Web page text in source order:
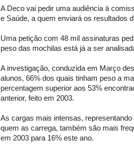
A Deco vai pedir uma audiência à
e Saúde, a quem enviará os resultados
Uma petição com 48 mil assinaturas
peso das mochilas está já a ser
A investigação, conduzida em Março
alunos, 66% dos quais tinham peso a
percentagem superior aos 53%
anterior, feito em 2003.
As cargas mais intensas,
quem as carrega, também são mais
em 2003 para 16% este ano.